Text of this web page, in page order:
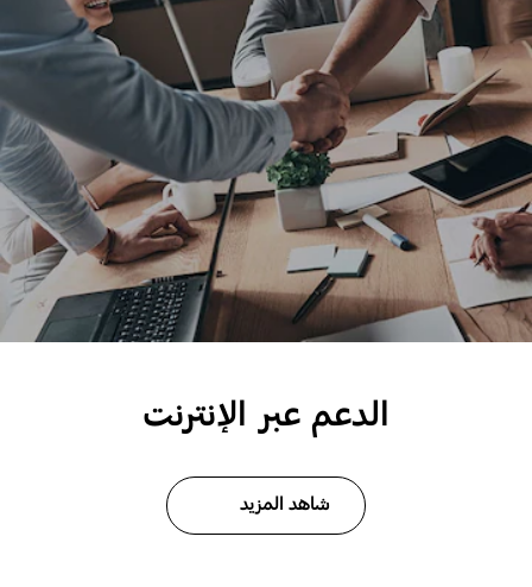
الدعم عبر الإنترنت
شاهد المزيد